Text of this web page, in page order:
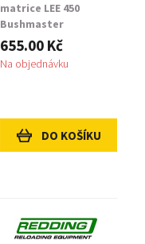
matrice LEE 450
Bushmaster
655.00 Kč
Na objednávku
DO KOŠÍKU